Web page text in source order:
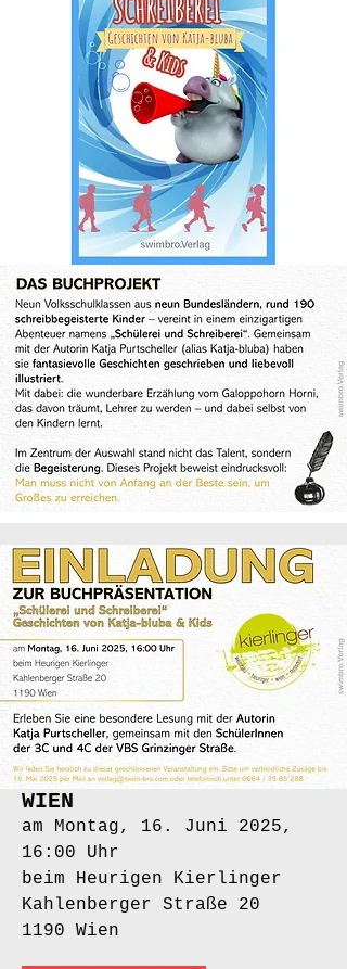
WIEN
am Montag, 16. Juni 2025,
16:00 Uhr
beim Heurigen Kierlinger
Kahlenberger Straße 20
1190 Wien